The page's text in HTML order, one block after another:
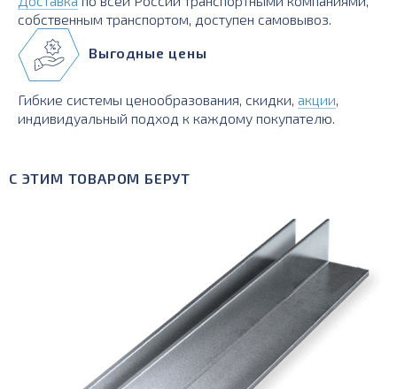
собственным транспортом, доступен самовывоз.
Выгодные цены
Гибкие системы ценообразования, скидки, акции,
индивидуальный подход к каждому покупателю.
С ЭТИМ ТОВАРОМ БЕРУТ